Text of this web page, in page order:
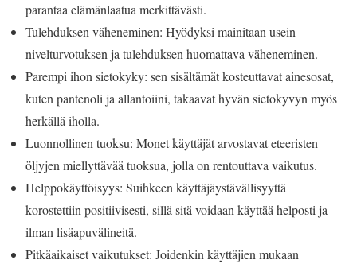
parantaa elämänlaatua merkittävästi.
Tulehduksen väheneminen: Hyödyksi mainitaan usein
nivelturvotuksen ja tulehduksen huomattava väheneminen.
Parempi ihon sietokyky: sen sisältämät kosteuttavat ainesosat,
kuten pantenoli ja allantoiini, takaavat hyvän sietokyvyn myös
herkällä iholla.
Luonnollinen tuoksu: Monet käyttäjät arvostavat eteeristen
öljyjen miellyttävää tuoksua, jolla on rentouttava vaikutus.
Helppokäyttöisyys: Suihkeen käyttäjäystävällisyyttä
korostettiin positiivisesti, sillä sitä voidaan käyttää helposti ja
ilman lisäapuvälineitä.
Pitkäaikaiset vaikutukset: Joidenkin käyttäjien mukaan